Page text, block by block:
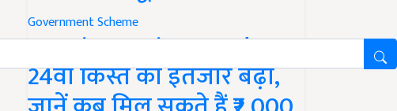
Government Scheme
PM Kisan Yojana Update:
24वीं किस्त का इंतजार बढ़ा,